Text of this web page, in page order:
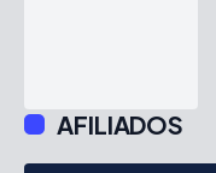
AFILIADOS